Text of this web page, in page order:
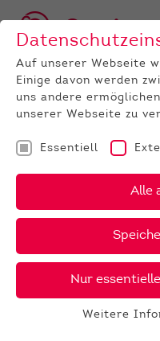
UNTERNEHMEN News
23. August
findet in Alsfeld die
Auf unserer Webseite
Einige davon werden
uns andere
unserer Webseite zu
Essentiell
Alle
Nur
Weitere